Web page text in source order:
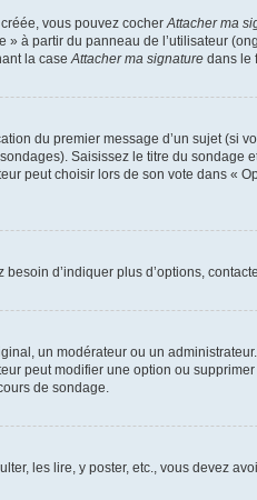
vous pouvez cocherAttacher ma
» à partir du panneau de l’utilisateur
la caseAttacher ma signature dans le
du premier message d’un sujet (si
Saisissez le titre du
peut choisir lors de son vote dans «
d’indiquer plus d’options,
un modérateur ou un
peut modifier une option ou
de sondage.
les lire, y poster, etc., vous devez